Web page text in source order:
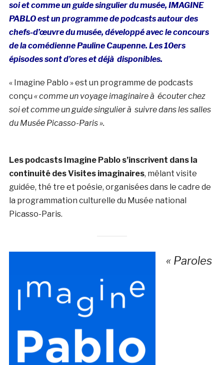
soi et comme un guide singulier du musée, IMAGINE
PABLO est un programme de podcasts autour des
chefs-d’œuvre du musée, développé avec le concours
de la comédienne Pauline Caupenne. Les 10ers
épisodes sont d’ores et déjà disponibles.
« Imagine Pablo » est un programme de podcasts
conçu « comme un voyage imaginaire à écouter chez
soi et comme un guide singulier à suivre dans les salles
du Musée Picasso-Paris ».
Les podcasts Imagine Pablo s’inscrivent dans la
continuité des Visites imaginaires, mêlant visite
guidée, thé tre et poésie, organisées dans le cadre de
la programmation culturelle du Musée national
Picasso-Paris.
« Paroles